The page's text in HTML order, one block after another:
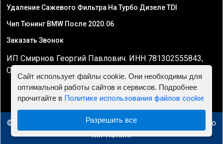
Удаление Сажевого Фильтра На Турбо Дизеле TDI
Чип Тюнинг BMW После 2020.06
Заказать Звонок
ИП Смирнов Георгий Павлович. ИНН 781302555843,
ОГРНИП 324470400032610
© 2010 - 2026 Чип тюнинг в Минске - Автосервис "Евро
Чип Тюнинг"
Сайт использует файлы cookie. Они необходимы для
оптимальной работы сайтов и сервисов. Подробнее
прочитайте в Политике использования файлов cookie
Разрешить все